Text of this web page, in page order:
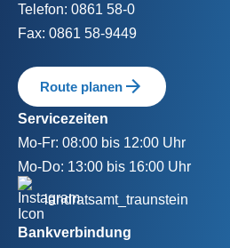
Telefon: 0861 58-0
Fax: 0861 58-9449
Route planen
Servicezeiten
Mo-Fr: 08:00 bis 12:00 Uhr
Mo-Do: 13:00 bis 16:00 Uhr
landratsamt_traunstein
Bankverbindung